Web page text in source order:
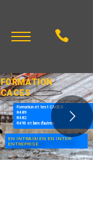
EN INTRA OU EN EN INTER-
ENTREPRISE
FORMATION
CACES
Formation et test CACES:
R489
R482
R490 et bien d'autres